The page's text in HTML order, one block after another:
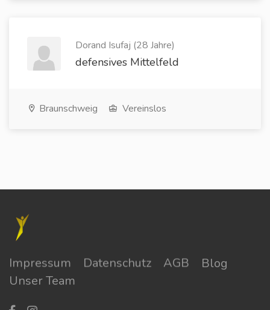
Dorand Isufaj (28 Jahre)
defensives Mittelfeld
Braunschweig Vereinslos
Impressum Datenschutz AGB
Blog
Unser Team